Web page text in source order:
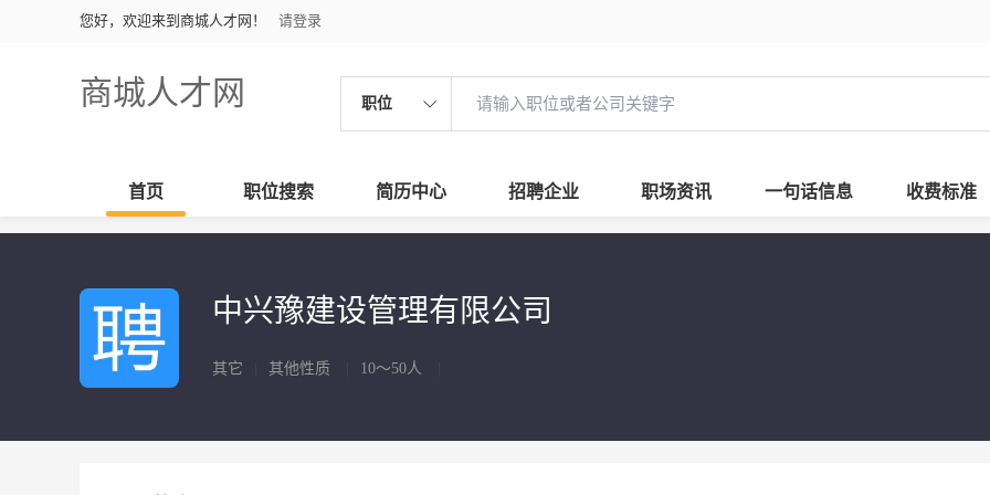
您好，欢迎来到商城人才网！ 请登录
商城人才网 职位
首页 职位搜索 简历中心 招聘企业 职场资讯 一句话信息 收费标准
中兴豫建设管理有限公司
其它 其他性质 10～50人